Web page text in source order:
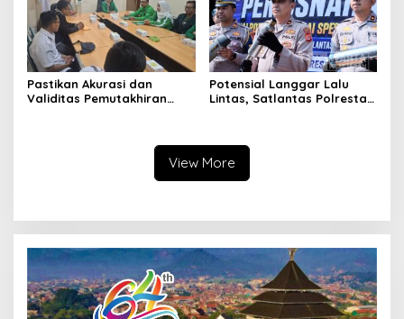
Pastikan Akurasi dan
Validitas Pemutakhiran
Potensial Langgar Lalu
Lintas, Satlantas Polresta
View More